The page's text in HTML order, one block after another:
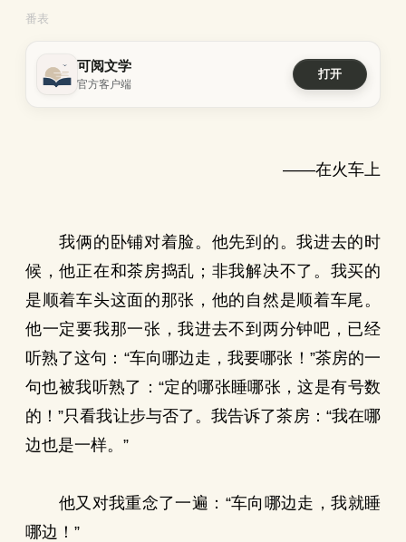
番表
可阅文学
官方客户端
打开
——在火车上
我俩的卧铺对着脸。他先到的。我进去的时
候，他正在和茶房捣乱；非我解决不了。我买的
是顺着车头这面的那张，他的自然是顺着车尾。
他一定要我那一张，我进去不到两分钟吧，已经
听熟了这句：“车向哪边走，我要哪张！”茶房的一
句也被我听熟了：“定的哪张睡哪张，这是有号数
的！”只看我让步与否了。我告诉了茶房：“我在哪
边也是一样。”
他又对我重念了一遍：“车向哪边走，我就睡
哪边！”